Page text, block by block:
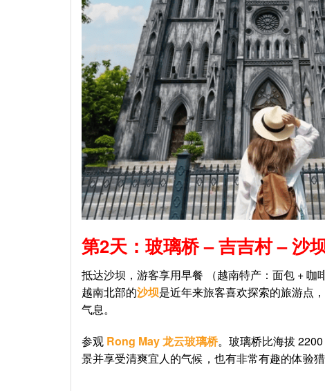
第2天：玻璃桥 – 吉吉村 – 沙
抵达沙坝，游客享用早餐 （越南特产：面包 + 咖啡
越南北部的沙坝是近年来旅客喜欢探索的旅游点
气息。
参观 Rong May 龙云玻璃桥。玻璃桥比海拔
景并享受清爽宜人的气候，也有非常有趣的体验